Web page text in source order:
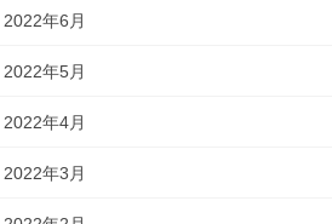
2022年6月
2022年5月
2022年4月
2022年3月